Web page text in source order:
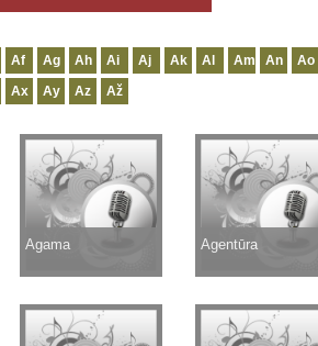
Af Ag Ah Ai Aj Ak Al Am An Ao
Ax Ay Az Až
Agama Agentūra